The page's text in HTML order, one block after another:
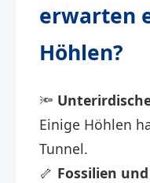
erwarten
Höhlen?
🔦
Einige Höhlen
Tunnel.
🦴 Fossilien